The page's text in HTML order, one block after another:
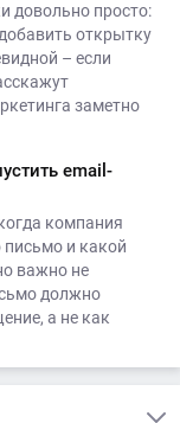
довольно просто:
открытку
– если
заметно
email-
компания
письмо и какой
важно не
должно
а не как